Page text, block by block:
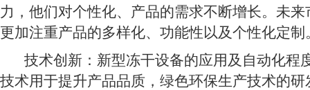
力，他们对个性化、产品的需求不断增长。未
更加注重产品的多样化、功能性以及个性化定制
技术创新：新型冻干设备的应用及自动化程
技术用于提升产品品质，绿色环保生产技术的